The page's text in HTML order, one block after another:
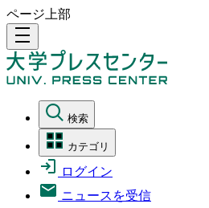
ページ上部
density_medium
検索
カテゴリ
ログイン
ニュースを受信